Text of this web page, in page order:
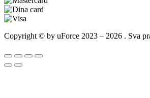
Copyright © by uForce 2023 – 2026 . Sva